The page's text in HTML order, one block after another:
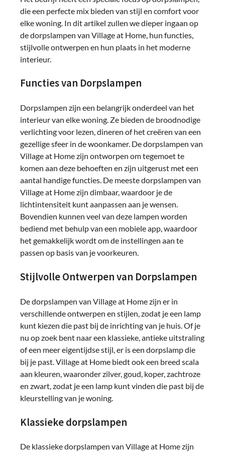
die een perfecte mix bieden van stijl en comfort voor
elke woning. In dit artikel zullen we dieper ingaan op
de dorpslampen van Village at Home, hun functies,
stijlvolle ontwerpen en hun plaats in het moderne
interieur.
Functies van Dorpslampen
Dorpslampen zijn een belangrijk onderdeel van het
interieur van elke woning. Ze bieden de broodnodige
verlichting voor lezen, dineren of het creëren van een
gezellige sfeer in de woonkamer. De dorpslampen van
Village at Home zijn ontworpen om tegemoet te
komen aan deze behoeften en zijn uitgerust met een
aantal handige functies. De meeste dorpslampen van
Village at Home zijn dimbaar, waardoor je de
lichtintensiteit kunt aanpassen aan je wensen.
Bovendien kunnen veel van deze lampen worden
bediend met behulp van een mobiele app, waardoor
het gemakkelijk wordt om de instellingen aan te
passen op basis van je voorkeuren.
Stijlvolle Ontwerpen van Dorpslampen
De dorpslampen van Village at Home zijn er in
verschillende ontwerpen en stijlen, zodat je een lamp
kunt kiezen die past bij de inrichting van je huis. Of je
nu op zoek bent naar een klassieke, antieke uitstraling
of een meer eigentijdse stijl, er is een dorpslamp die
bij je past. Village at Home biedt ook een breed scala
aan kleuren, waaronder zilver, goud, koper, zachtroze
en zwart, zodat je een lamp kunt vinden die past bij de
kleurstelling van je woning.
Klassieke dorpslampen
De klassieke dorpslampen van Village at Home zijn